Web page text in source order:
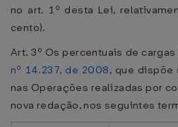
no art. 1º desta Lei,
cento).
Art. 3º Os percentuais de
nº 14.237, de 2008, que dispõe
nas Operações realizadas por
nova redação, nos seguintes